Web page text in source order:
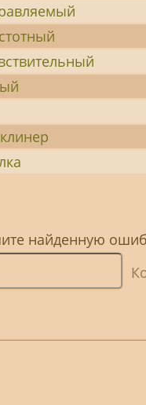
найденную